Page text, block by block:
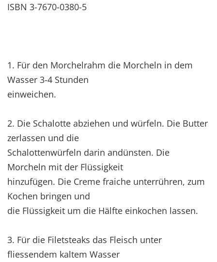
ISBN 3-7670-0380-5
1. Für den Morchelrahm die Morcheln in dem
Wasser 3-4 Stunden
einweichen.
2. Die Schalotte abziehen und würfeln. Die Butter
zerlassen und die
Schalottenwürfeln darin andünsten. Die
Morcheln mit der Flüssigkeit
hinzufügen. Die Creme fraiche unterrühren, zum
Kochen bringen und
die Flüssigkeit um die Hälfte einkochen lassen.
3. Für die Filetsteaks das Fleisch unter
fliessendem kaltem Wasser